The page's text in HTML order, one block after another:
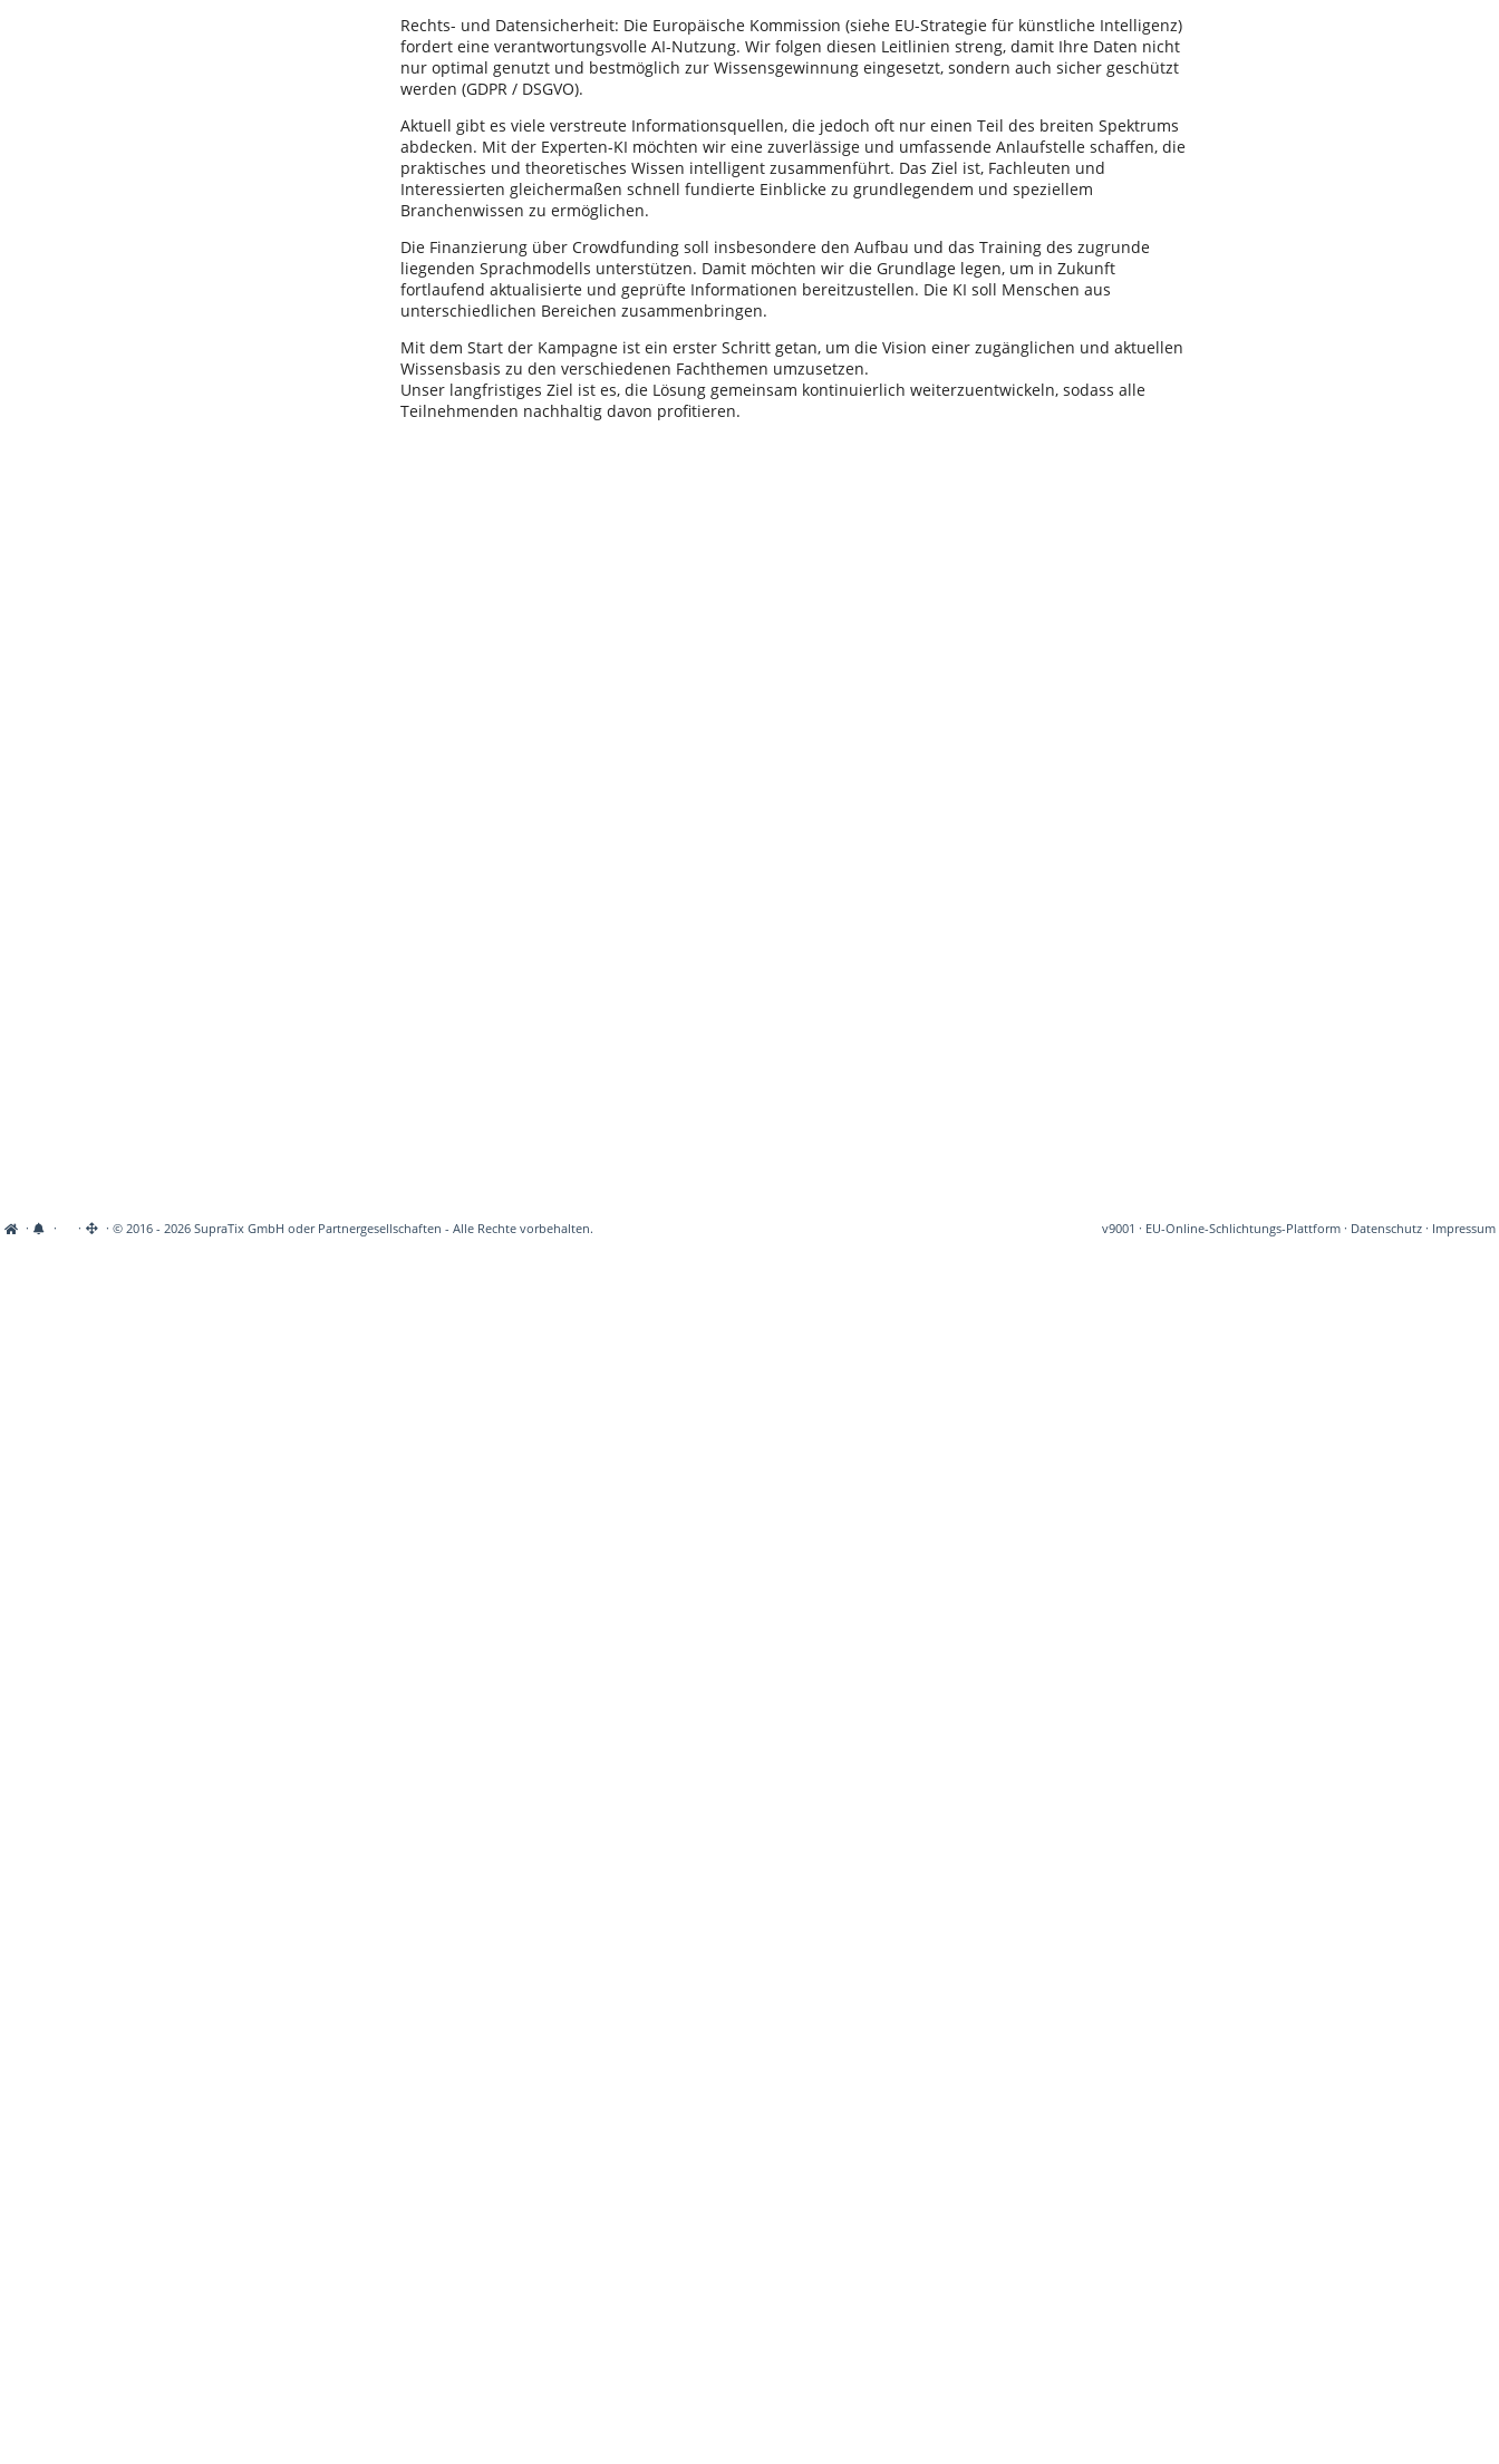
Rechts- und Datensicherheit: Die Europäische Kommission (siehe EU-Strategie für künstliche Intelligenz)
fordert eine verantwortungsvolle AI-Nutzung. Wir folgen diesen Leitlinien streng, damit Ihre Daten nicht
nur optimal genutzt und bestmöglich zur Wissensgewinnung eingesetzt, sondern auch sicher geschützt
werden (GDPR / DSGVO).
Aktuell gibt es viele verstreute Informationsquellen, die jedoch oft nur einen Teil des breiten Spektrums
abdecken. Mit der Experten-KI möchten wir eine zuverlässige und umfassende Anlaufstelle schaffen, die
praktisches und theoretisches Wissen intelligent zusammenführt. Das Ziel ist, Fachleuten und
Interessierten gleichermaßen schnell fundierte Einblicke zu grundlegendem und speziellem
Branchenwissen zu ermöglichen.
Die Finanzierung über Crowdfunding soll insbesondere den Aufbau und das Training des zugrunde
liegenden Sprachmodells unterstützen. Damit möchten wir die Grundlage legen, um in Zukunft
fortlaufend aktualisierte und geprüfte Informationen bereitzustellen. Die KI soll Menschen aus
unterschiedlichen Bereichen zusammenbringen.
Mit dem Start der Kampagne ist ein erster Schritt getan, um die Vision einer zugänglichen und aktuellen
Wissensbasis zu den verschiedenen Fachthemen umzusetzen.
Unser langfristiges Ziel ist es, die Lösung gemeinsam kontinuierlich weiterzuentwickeln, sodass alle
Teilnehmenden nachhaltig davon profitieren.
· · · · © 2016 - 2026 SupraTix GmbH oder Partnergesellschaften - Alle Rechte vorbehalten. v9001 · EU-Online-Schlichtungs-Plattform· Datenschutz· Impressum